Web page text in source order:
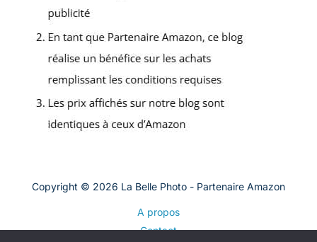
Copyright © 2026 La Belle Photo - Partenaire Amazon
A propos
Contact